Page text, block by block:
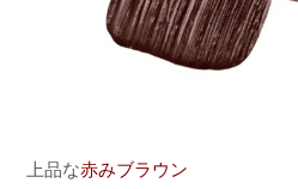
上品な赤みブラウン